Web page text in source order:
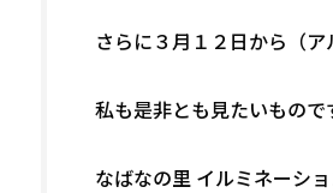
さらに３月１２日から（
私も是非とも見たいもので
なばなの里 イルミネーシ